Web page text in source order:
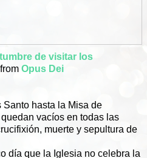
de visitar los
from Opus Dei
hasta la Misa de
vacíos en todas las
muerte y sepultura de
día que la Iglesia no celebra la